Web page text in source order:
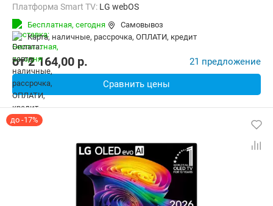
Платформа Smart TV: LG webOS
Беспроводные интерфейсы:
Бесплатная, сегодня
Самовывоз
карта, наличные, рассрочка, ОПЛАТИ, кредит
от2 164,00 p. 21 предложение
Сравнить цены
до -17%